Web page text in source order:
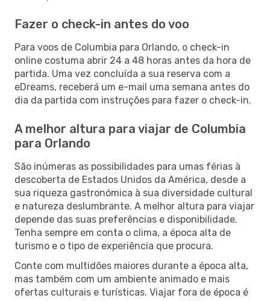
Fazer o check-in antes do voo
Para voos de Columbia para Orlando, o check-in
online costuma abrir 24 a 48 horas antes da hora de
partida. Uma vez concluída a sua reserva com a
eDreams, receberá um e-mail uma semana antes do
dia da partida com instruções para fazer o check-in.
A melhor altura para viajar de Columbia
para Orlando
São inúmeras as possibilidades para umas férias à
descoberta de Estados Unidos da América, desde a
sua riqueza gastronómica à sua diversidade cultural
e natureza deslumbrante. A melhor altura para viajar
depende das suas preferências e disponibilidade.
Tenha sempre em conta o clima, a época alta de
turismo e o tipo de experiência que procura.
Conte com multidões maiores durante a época alta,
mas também com um ambiente animado e mais
ofertas culturais e turísticas. Viajar fora de época é